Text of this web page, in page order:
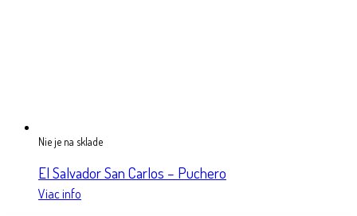
Nie je na sklade
El Salvador San Carlos – Puchero
Viac info